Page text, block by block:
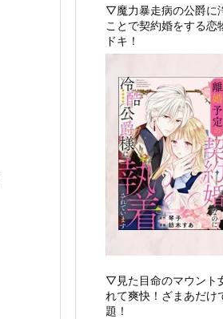
▽魔力暴走病の公爵に
ことで契約婚をする恋
ドキ！
▽見た目命のマウント
れて爽快！ざまあだけ
題！